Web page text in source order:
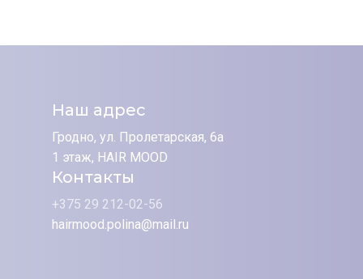
Наш адрес
Гродно, ул. Пролетарская, 6а
1 этаж, HAIR MOOD
Контакты
+375 29 212-02-56
hairmood.polina@mail.ru